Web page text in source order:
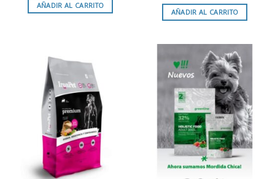
AÑADIR AL CARRITO
AÑADIR AL CARRITO